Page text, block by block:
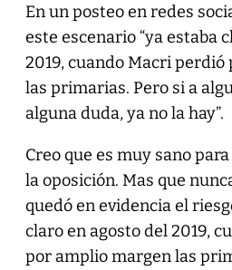
En un posteo en redes
este escenario “ya estaba
2019, cuando Macri
las primarias. Pero si a
alguna duda, ya no la hay”.
Creo que es muy sano
la oposición. Mas que
quedó en evidencia el
claro en agosto del 2019,
por amplio margen las